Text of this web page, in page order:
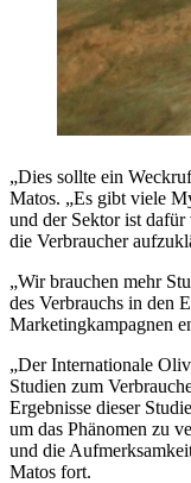
„Dies sollte ein
Matos. „Es gibt viele
und der Sektor ist
die Verbraucher
„Wir brauchen mehr
des Verbrauchs in den
Marketingkampagnen
„Der Internationale
Studien zum
Ergebnisse dieser
um das Phänomen zu
und die
Matos fort.